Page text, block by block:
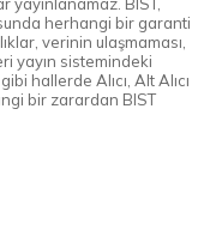
herhangi bir garanti
verinin ulaşmaması,
yayın sistemindeki
hallerde Alıcı, Alt Alıcı
bir zarardan BIST